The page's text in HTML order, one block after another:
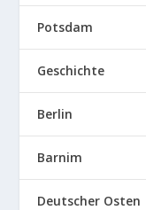
Potsdam
Geschichte
Berlin
Barnim
Deutscher Osten